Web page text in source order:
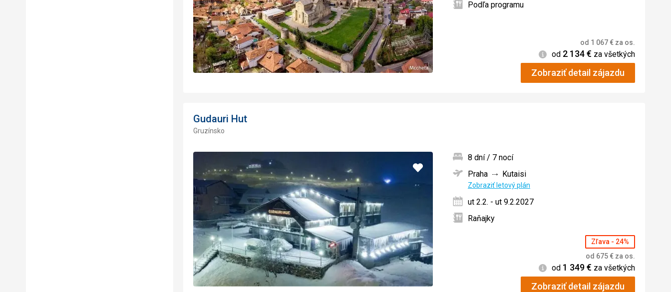
Podľa programu
od 1 067€ za os.
Informácie
od 2 134€ za všetkých
Zobraziť detail zájazdu
Gudauri Hut
Gruzínsko
Pridať
8 dní / 7 nocí
Praha
Kutaisi
Zobraziť letový plán
ut 2.2. - ut 9.2.2027
Raňajky
Zľava - 24%
od 675€ za os.
Informácie
od 1 349€ za všetkých
Zobraziť detail zájazdu